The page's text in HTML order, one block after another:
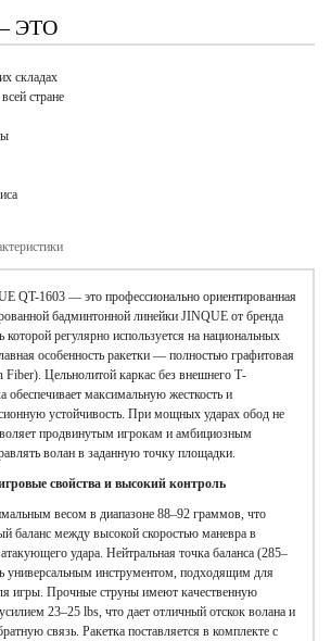
ЭТО
складах
стране
QT-1603 — это профессионально ориентированная
бадминтонной линейки JINQUE от бренда
регулярно используется на национальных
особенность ракетки — полностью графитовая
Fiber). Цельнолитой каркас без внешнего Т-
обеспечивает максимальную жесткость и
устойчивость. При мощных ударах обод не
продвинутым игрокам и амбициозным
волан в заданную точку площадки.
свойства и высокий контроль
весом в диапазоне 88–92 граммов, что
баланс между высокой скоростью маневра в
удара. Нейтральная точка баланса (285–
универсальным инструментом, подходящим для
игры. Прочные струны имеют качественную
23–25 lbs, что дает отличный отскок волана и
связь. Ракетка поставляется в комплекте с